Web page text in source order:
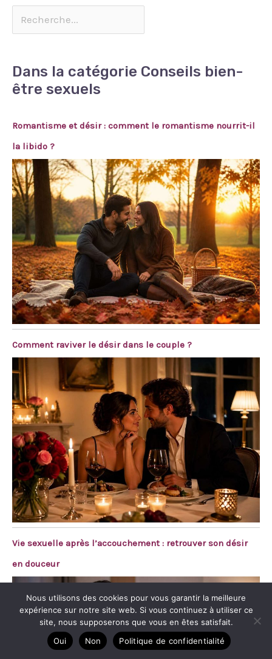
Dans la catégorie Conseils bien-
être sexuels
Romantisme et désir : comment le romantisme nourrit-il
la libido ?
Comment raviver le désir dans le couple ?
Vie sexuelle après l’accouchement : retrouver son désir
en douceur
Nous utilisons des cookies pour vous garantir la meilleure
expérience sur notre site web. Si vous continuez à utiliser ce
site, nous supposerons que vous en êtes satisfait.
Oui
Non Politique de confidentialité